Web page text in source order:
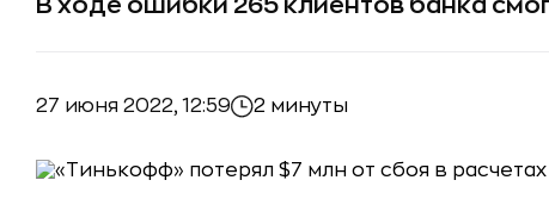
В ходе ошибки 265 клиентов банка
27 июня 2022, 12:59 2 минуты